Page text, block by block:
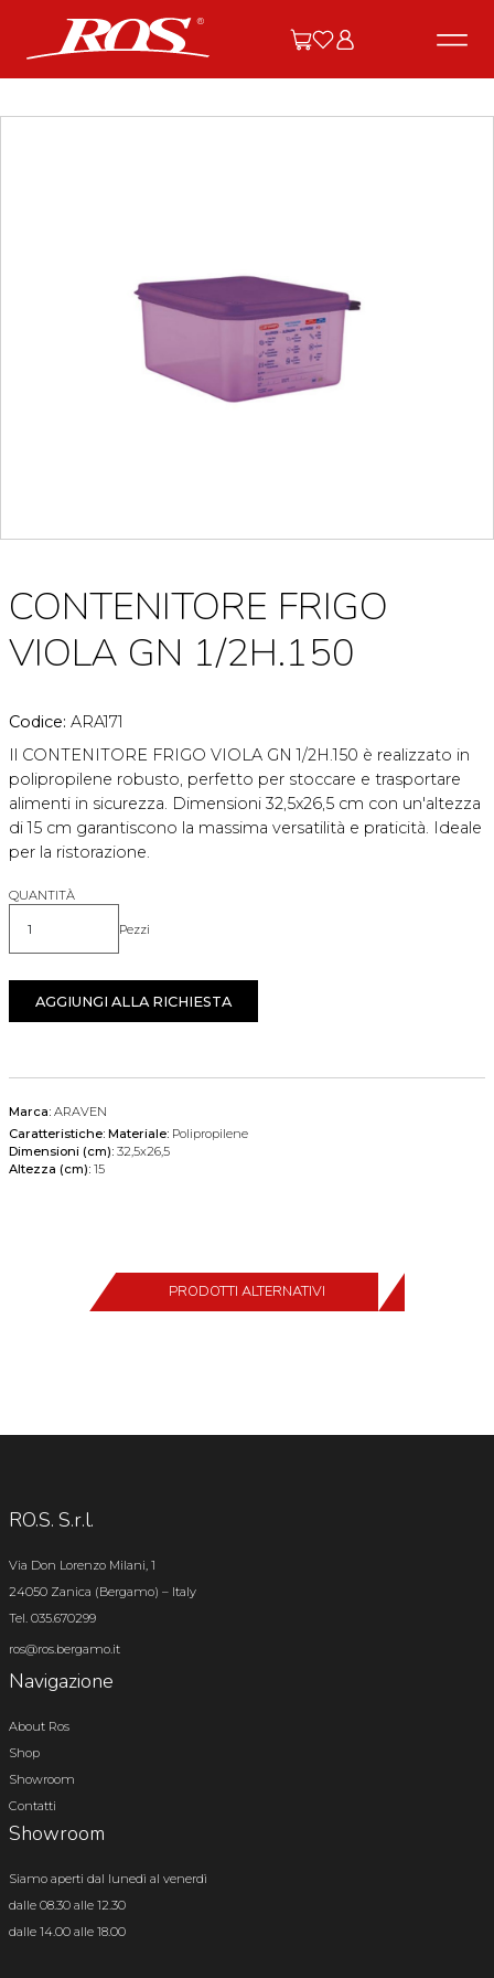
CONTENITORE FRIGO
VIOLA GN 1/2H.150
Codice: ARA171
Il CONTENITORE FRIGO VIOLA GN 1/2H.150 è realizzato in
polipropilene robusto, perfetto per stoccare e trasportare
alimenti in sicurezza. Dimensioni 32,5x26,5 cm con un'altezza
di 15 cm garantiscono la massima versatilità e praticità. Ideale
per la ristorazione.
QUANTITÀ
Quantità Pezzi
AGGIUNGI ALLA RICHIESTA
Marca: ARAVEN
Caratteristiche: Materiale: Polipropilene
Dimensioni (cm): 32,5x26,5
Altezza (cm): 15
PRODOTTI ALTERNATIVI
RO.S. S.r.l.
Via Don Lorenzo Milani, 1
24050 Zanica (Bergamo) – Italy
Tel. 035.670299
ros@ros.bergamo.it
Navigazione
About Ros
Shop
Showroom
Contatti
Showroom
Siamo aperti dal lunedì al venerdì
dalle 08.30 alle 12.30
dalle 14.00 alle 18.00